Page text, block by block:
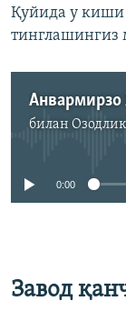
Қуйида у киши
Анвармирзо
билан
Айни
0:00
Завод